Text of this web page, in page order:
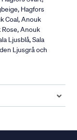
Hagfors
Coal, Anouk
Anouk
Ljusblå, Sala
Ljusgrå och